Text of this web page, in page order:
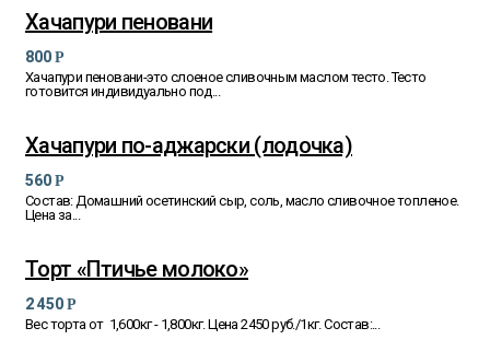
Хачапури пеновани
800 Р
Хачапури пеновани-это слоеное сливочным маслом тесто. Тесто
готовится индивидуально под...
Хачапури по-аджарски (лодочка)
560 Р
Состав: Домашний осетинский сыр, соль, масло сливочное топленое.
Цена за...
Торт «Птичье молоко»
2 450 Р
Вес торта от 1,600кг - 1,800кг. Цена 2450 руб./1кг. Состав:...